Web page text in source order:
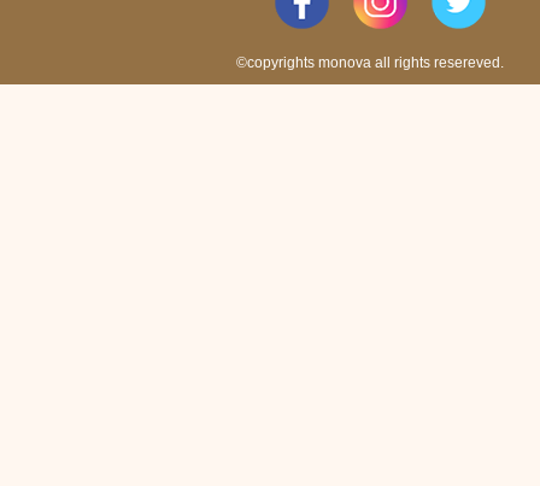
©copyrights monova all rights resereved.